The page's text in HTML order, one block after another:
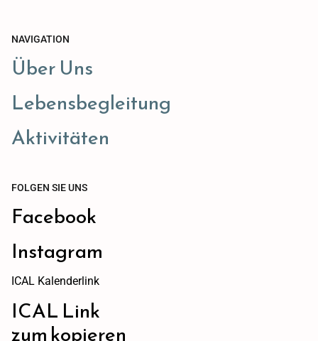
NAVIGATION
Über Uns
Lebensbegleitung
Aktivitäten
FOLGEN SIE UNS
Facebook
Instagram
ICAL Kalenderlink
ICAL Link
zum kopieren